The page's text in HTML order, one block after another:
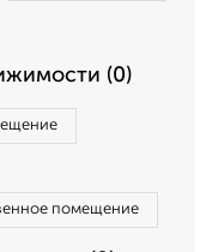
(0)
помещение